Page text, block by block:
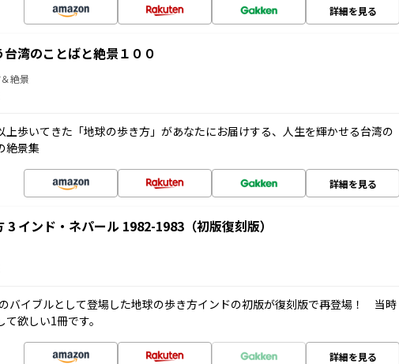
詳細を見る
湾のことばと絶景１００
絶景
上歩いてきた「地球の歩き方」があなたにお届けする、人生を輝かせる台湾の
絶景集
詳細を見る
3 インド・ネパール 1982-1983（初版復刻版）
バイブルとして登場した地球の歩き方インドの初版が復刻版で再登場！ 当時
欲しい1冊です。
詳細を見る